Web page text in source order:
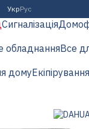
УкрРус
Сигналізація
обладнанняВсе
домуЕкіпірування